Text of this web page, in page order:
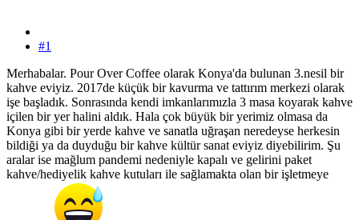
#1
Merhabalar. Pour Over Coffee olarak Konya'da bulunan 3.nesil bir
kahve eviyiz. 2017de küçük bir kavurma ve tattırım merkezi olarak
işe başladık. Sonrasında kendi imkanlarımızla 3 masa koyarak kahve
içilen bir yer halini aldık. Hala çok büyük bir yerimiz olmasa da
Konya gibi bir yerde kahve ve sanatla uğraşan neredeyse herkesin
bildiği ya da duyduğu bir kahve kültür sanat eviyiz diyebilirim. Şu
aralar ise mağlum pandemi nedeniyle kapalı ve gelirini paket
kahve/hediyelik kahve kutuları ile sağlamakta olan bir işletmeye